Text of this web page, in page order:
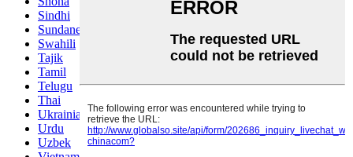
Sindhi
Sundanese
Swahili
Tajik
Tamil
Telugu
Thai
Ukrainian
Urdu
Uzbek